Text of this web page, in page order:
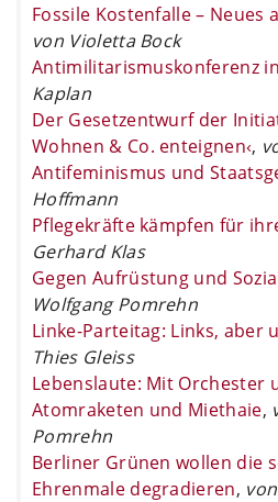
Fossile Kostenfalle – Neues
von Violetta Bock
Antimilitarismuskonferenz
Kaplan
Der Gesetzentwurf der
Wohnen & Co. enteignen‹,
Antifeminismus und
Hoffmann
Pflegekräfte kämpfen für
Gerhard Klas
Gegen Aufrüstung und
Wolfgang Pomrehn
Linke-Parteitag: Links, aber
Thies Gleiss
Lebenslaute: Mit Orchester
Atomraketen und Miethaie,
Pomrehn
Berliner Grünen wollen die
Ehrenmale degradieren,